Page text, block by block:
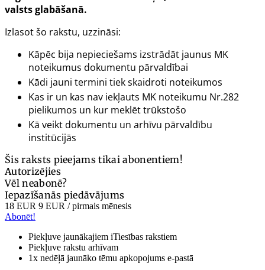
valsts glabāšanā.
Izlasot šo rakstu, uzzināsi:
Kāpēc bija nepieciešams izstrādāt jaunus MK
noteikumus dokumentu pārvaldībai
Kādi jauni termini tiek skaidroti noteikumos
Kas ir un kas nav iekļauts MK noteikumu Nr.282
pielikumos un kur meklēt trūkstošo
Kā veikt dokumentu un arhīvu pārvaldību
institūcijās
Šis raksts pieejams tikai abonentiem!
Autorizējies
Vēl neabonē?
Iepazīšanās piedāvājums
18 EUR 9 EUR / pirmais mēnesis
Abonēt!
Piekļuve jaunākajiem iTiesības rakstiem
Piekļuve rakstu arhīvam
1x nedēļā jaunāko tēmu apkopojums e-pastā